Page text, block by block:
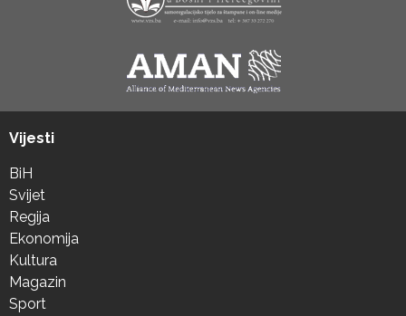
Vijesti
BiH
Svijet
Regija
Ekonomija
Kultura
Magazin
Sport